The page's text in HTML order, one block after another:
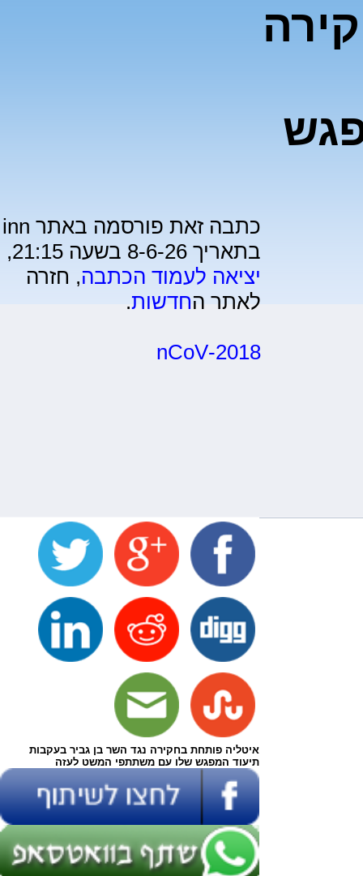
כתבה זאת פורסמה באתר inn
בתאריך 8-6-26 בשעה 21:15,
יציאה לעמוד הכתבה, חזרה
לאתר החדשות.
2018-nCoV
איטליה פותחת בחקירה נגד השר בן גביר בעקבות
תיעוד המפגש שלו עם משתתפי המשט לעזה